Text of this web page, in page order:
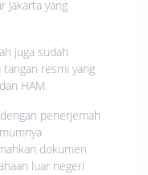
Jakarta yang
juga sudah
resmi yang
HAM.
penerjemah
dokumen
luar negeri